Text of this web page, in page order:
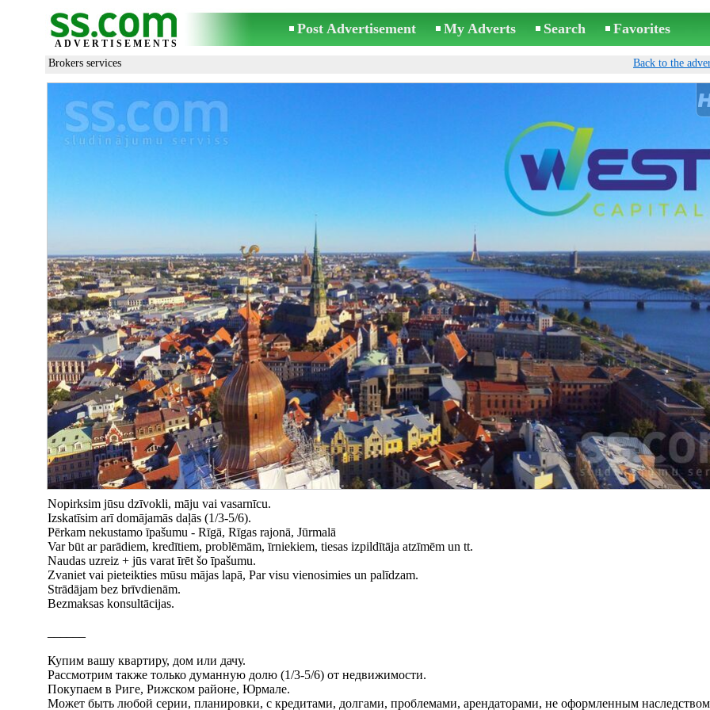
ADVERTISEMENTS
Post Advertisement My Adverts Search Favorites
Brokers services Back to the
Nopirksim jūsu dzīvokli, māju vai vasarnīcu.
Izskatīsim arī domājamās daļās (1/3-5/6).
Pērkam nekustamo īpašumu - Rīgā, Rīgas rajonā, Jūrmalā
Var būt ar parādiem, kredītiem, problēmām, īrniekiem, tiesas izpildītāja atzīmēm un tt.
Naudas uzreiz + jūs varat īrēt šo īpašumu.
Zvaniet vai pieteikties mūsu mājas lapā, Par visu vienosimies un palīdzam.
Strādājam bez brīvdienām.
Bezmaksas konsultācijas.
Купим вашу квартиру, дом или дачу.
Рассмотрим также только думанную долю (1/3-5/6) от недвижимости.
Покупаем в Риге, Рижском районе, Юрмале.
Может быть любой серии, планировки, с кредитами, долгами, проблемами, арендаторами, не оформленным